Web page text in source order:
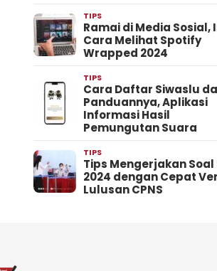
TIPS
Ramai di Media Sosial,
Cara Melihat Spotify
Wrapped 2024
TIPS
Cara Daftar Siwaslu
Panduannya, Aplikasi
Informasi Hasil
Pemungutan Suara
TIPS
Tips Mengerjakan Soal
2024 dengan Cepat
Lulusan CPNS